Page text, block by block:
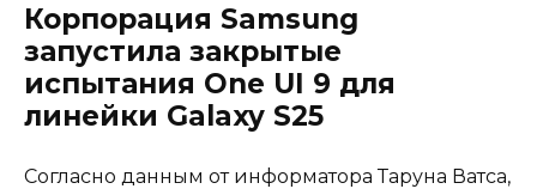
Корпорация Samsung
запустила закрытые
испытания One UI 9 для
линейки Galaxy S25
Согласно данным от информатора Таруна Ватса,